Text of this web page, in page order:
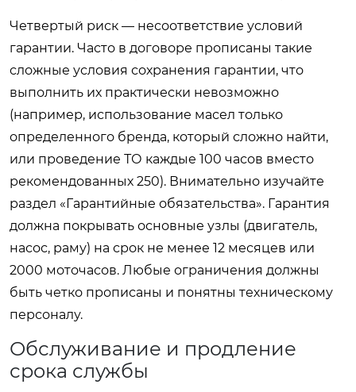
Четвертый риск — несоответствие условий
гарантии. Часто в договоре прописаны такие
сложные условия сохранения гарантии, что
выполнить их практически невозможно
(например, использование масел только
определенного бренда, который сложно найти,
или проведение ТО каждые 100 часов вместо
рекомендованных 250). Внимательно изучайте
раздел «Гарантийные обязательства». Гарантия
должна покрывать основные узлы (двигатель,
насос, раму) на срок не менее 12 месяцев или
2000 моточасов. Любые ограничения должны
быть четко прописаны и понятны техническому
персоналу.
Обслуживание и продление
срока службы